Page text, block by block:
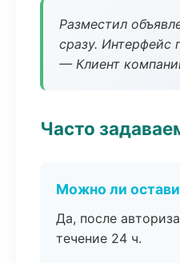
Разместил
сразу. Интерфейс
— Клиент
Часто
Можно ли
Да, после
течение 24 ч.